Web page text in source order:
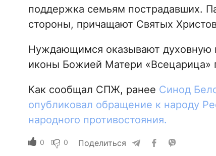
поддержка семьям пострадавших.
стороны, причащают Святых
Нуждающимся оказывают духовную
иконы Божией Матери «Всецарица»
Как сообщал СПЖ, ранее Синод
опубликовал обращение к народу
народного противостояния.
0 0 Поделиться